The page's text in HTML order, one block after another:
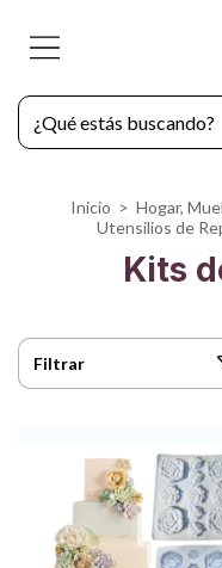
Inicio > Hogar,
Utensilios de
Kits
Filtrar